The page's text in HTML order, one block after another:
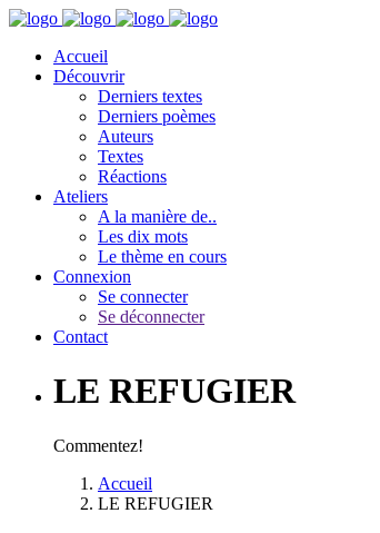
Accueil
Découvrir
Derniers textes
Derniers poèmes
Auteurs
Textes
Réactions
Ateliers
A la manière de..
Les dix mots
Le thème en cours
Connexion
Se connecter
Se déconnecter
Contact
LE REFUGIER
Commentez!
Accueil
LE REFUGIER